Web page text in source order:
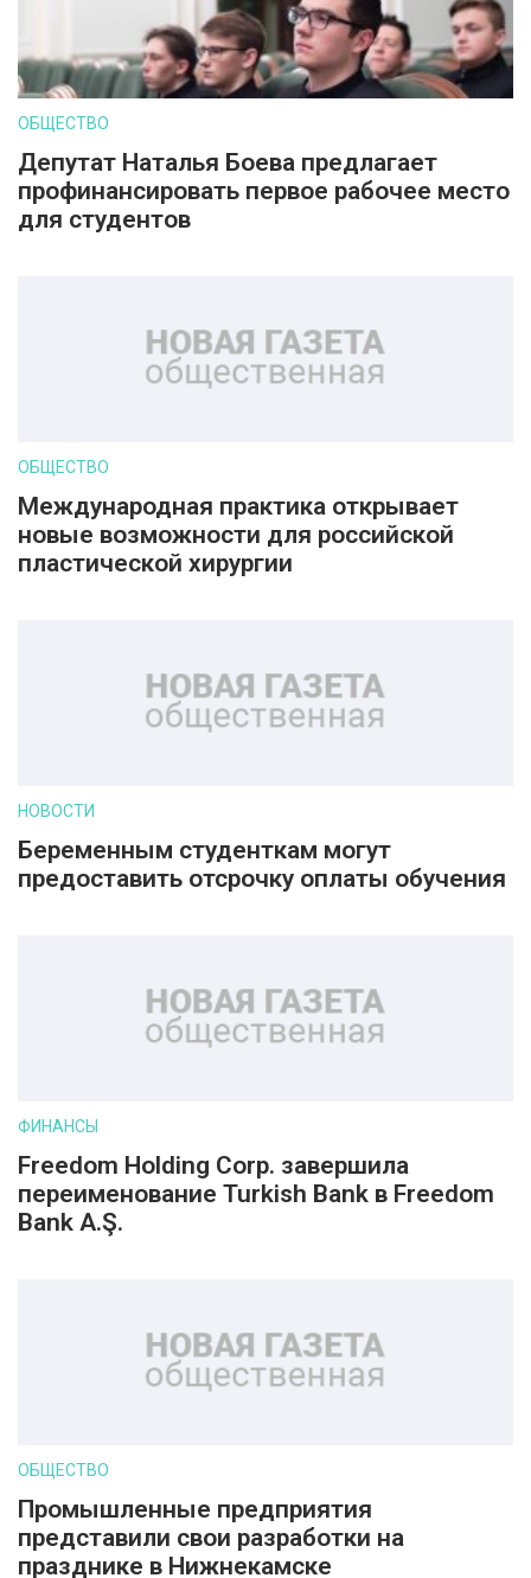
ОБЩЕСТВО
Депутат Наталья Боева предлагает
профинансировать первое рабочее место
для студентов
ОБЩЕСТВО
Международная практика открывает
новые возможности для российской
пластической хирургии
НОВОСТИ
Беременным студенткам могут
предоставить отсрочку оплаты обучения
ФИНАНСЫ
Freedom Holding Corp. завершила
переименование Turkish Bank в Freedom
Bank A.Ş.
ОБЩЕСТВО
Промышленные предприятия
представили свои разработки на
празднике в Нижнекамске